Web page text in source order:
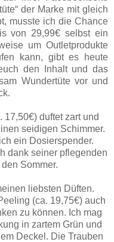
der Marke mit gleich
musste ich die Chance
von 29,99€ selbst ein
um Outletprodukte
kann, gibt es heute
den Inhalt und das
Wundertüte vor und
duftet zart und
seidigen Schimmer.
ein Dosierspender.
dank seiner pflegenden
Sommer.
liebsten Düften.
(ca. 19,75€) auch
zu können. Ich mag
in zartem Grün und
Deckel. Die Trauben